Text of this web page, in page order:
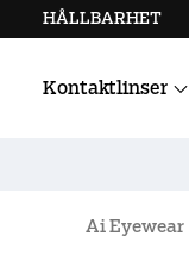
HÅLLBARHET
Kontaktlinser
Ai Eyewear